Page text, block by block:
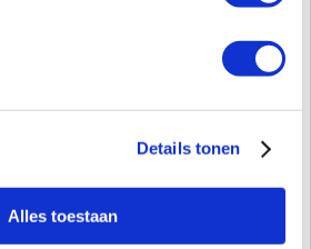
Details tonen
Alles toestaan